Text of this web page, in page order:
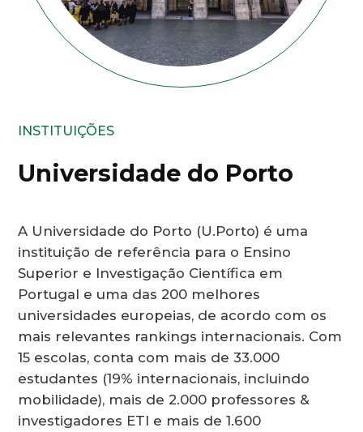
INSTITUIÇÕES
Universidade do Porto
A Universidade do Porto (U.Porto) é uma
instituição de referência para o Ensino
Superior e Investigação Científica em
Portugal e uma das 200 melhores
universidades europeias, de acordo com os
mais relevantes rankings internacionais. Com
15 escolas, conta com mais de 33.000
estudantes (19% internacionais, incluindo
mobilidade), mais de 2.000 professores &
investigadores ETI e mais de 1.600